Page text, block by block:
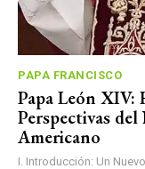
PAPA FRANCISCO
Papa León XIV:
Perspectivas
Americano
I. Introducción: Un